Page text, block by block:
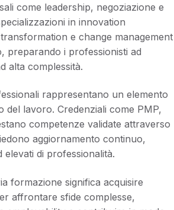
come leadership, negoziazione e
in innovation
e change management
preparando i professionisti ad
alta complessità.
rappresentano un elemento
del lavoro. Credenziali come PMP,
competenze validate attraverso
aggiornamento continuo,
elevati di professionalità.
formazione significa acquisire
affrontare sfide complesse,